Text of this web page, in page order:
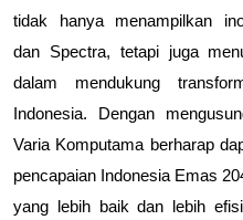
tidak hanya menampilkan
dan Spectra, tetapi juga
dalam mendukung
Indonesia. Dengan
Varia Komputama berharap
pencapaian Indonesia Emas
yang lebih baik dan lebih